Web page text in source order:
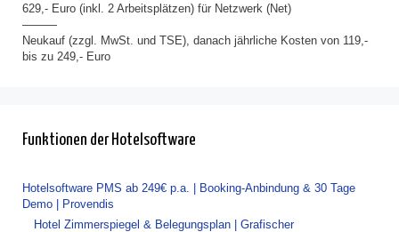
629,- Euro (inkl. 2 Arbeitsplätzen) für Netzwerk (Net)
———
Neukauf (zzgl. MwSt. und TSE), danach jährliche Kosten von 119,-
bis zu 249,- Euro
Funktionen der Hotelsoftware
Hotelsoftware PMS ab 249€ p.a. | Booking-Anbindung & 30 Tage
Demo | Provendis
Hotel Zimmerspiegel & Belegungsplan | Grafischer